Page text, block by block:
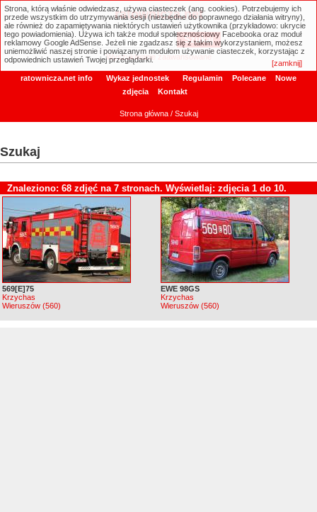
ratownicza.net
Wyszukiwanie zaawansowane
ratownicza.net info Wykaz jednostek Regulamin Polecane
Nowe
zdjęcia
Kontakt
Strona główna/ Szukaj
Szukaj
Znaleziono: 68 zdjęć na 7 stronach. Wyświetlaj: zdjęcia 1 do 10.
569[E]75
Krzychas
Wieruszów (560)
EWE 98GS
Krzychas
Wieruszów (560)
Strona, którą właśnie odwiedzasz, używa ciasteczek (ang. cookies). Potrzebujemy ich
przede wszystkim do utrzymywania sesji (niezbędne do poprawnego działania witryny),
ale również do zapamiętywania niektórych ustawień użytkownika (przykładowo: ukrycie
tego powiadomienia). Używa ich także moduł społecznościowy Facebooka oraz moduł
reklamowy Google AdSense. Jeżeli nie zgadzasz się z takim wykorzystaniem, możesz
uniemożliwić naszej stronie i powiązanym modułom używanie ciasteczek, korzystając z
odpowiednich ustawień Twojej przeglądarki.
[zamknij]